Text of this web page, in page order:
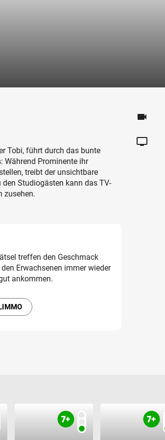
Tobi, führt durch das bunte
Während Prominente ihr
treibt der unsichtbare
Studiogästen kann das TV-
zusehen.
treffen den Geschmack
Erwachsenen immer wieder
ankommen.
videocam
tv